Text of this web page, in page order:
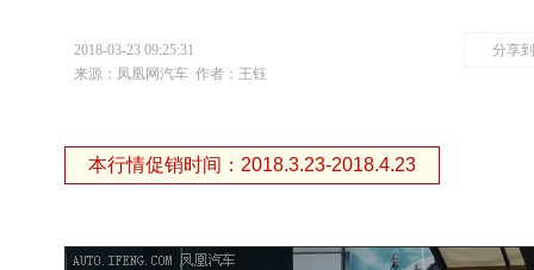
2018-03-23 09:25:31
分享
来源：凤凰网汽车 作者：王钰
本行情促销时间：2018.3.23-2018.4.23